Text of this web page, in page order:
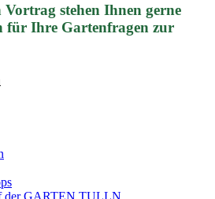
Vortrag stehen Ihnen gerne
für Ihre Gartenfragen zur